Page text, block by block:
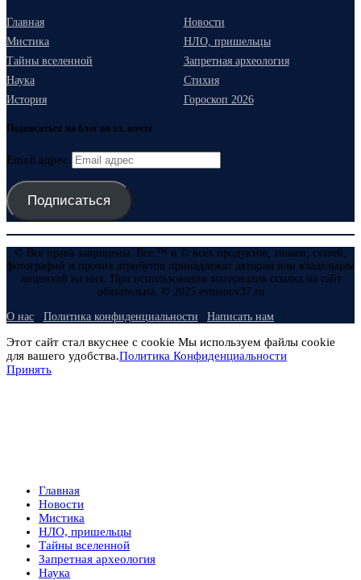
Главная
Новости
Мистика
НЛО, пришельцы
Тайны вселенной
Запретная археология
Наука
Стихия
История
Гороскоп 2026
Подписаться на блог по эл. почте
Email адрес
Подписаться
© Все права защищены. Все ™ и © всех продуктов, знаков, статей,
фотографий и прочих атрибутов принадлежат авторам или владельцам
лицензий на них. При использовании материалов ссылка на сайт
обязательна. © 2025 evmenov37.ru
О нас Политика конфиденциальности Написать нам
Этот сайт стал вкуснее с cookie Мы используем файлы cookie
для вашего удобства.Политика Конфиденциальности
Принять
Главная
Новости
Мистика
НЛО, пришельцы
Тайны вселенной
Запретная археология
Наука